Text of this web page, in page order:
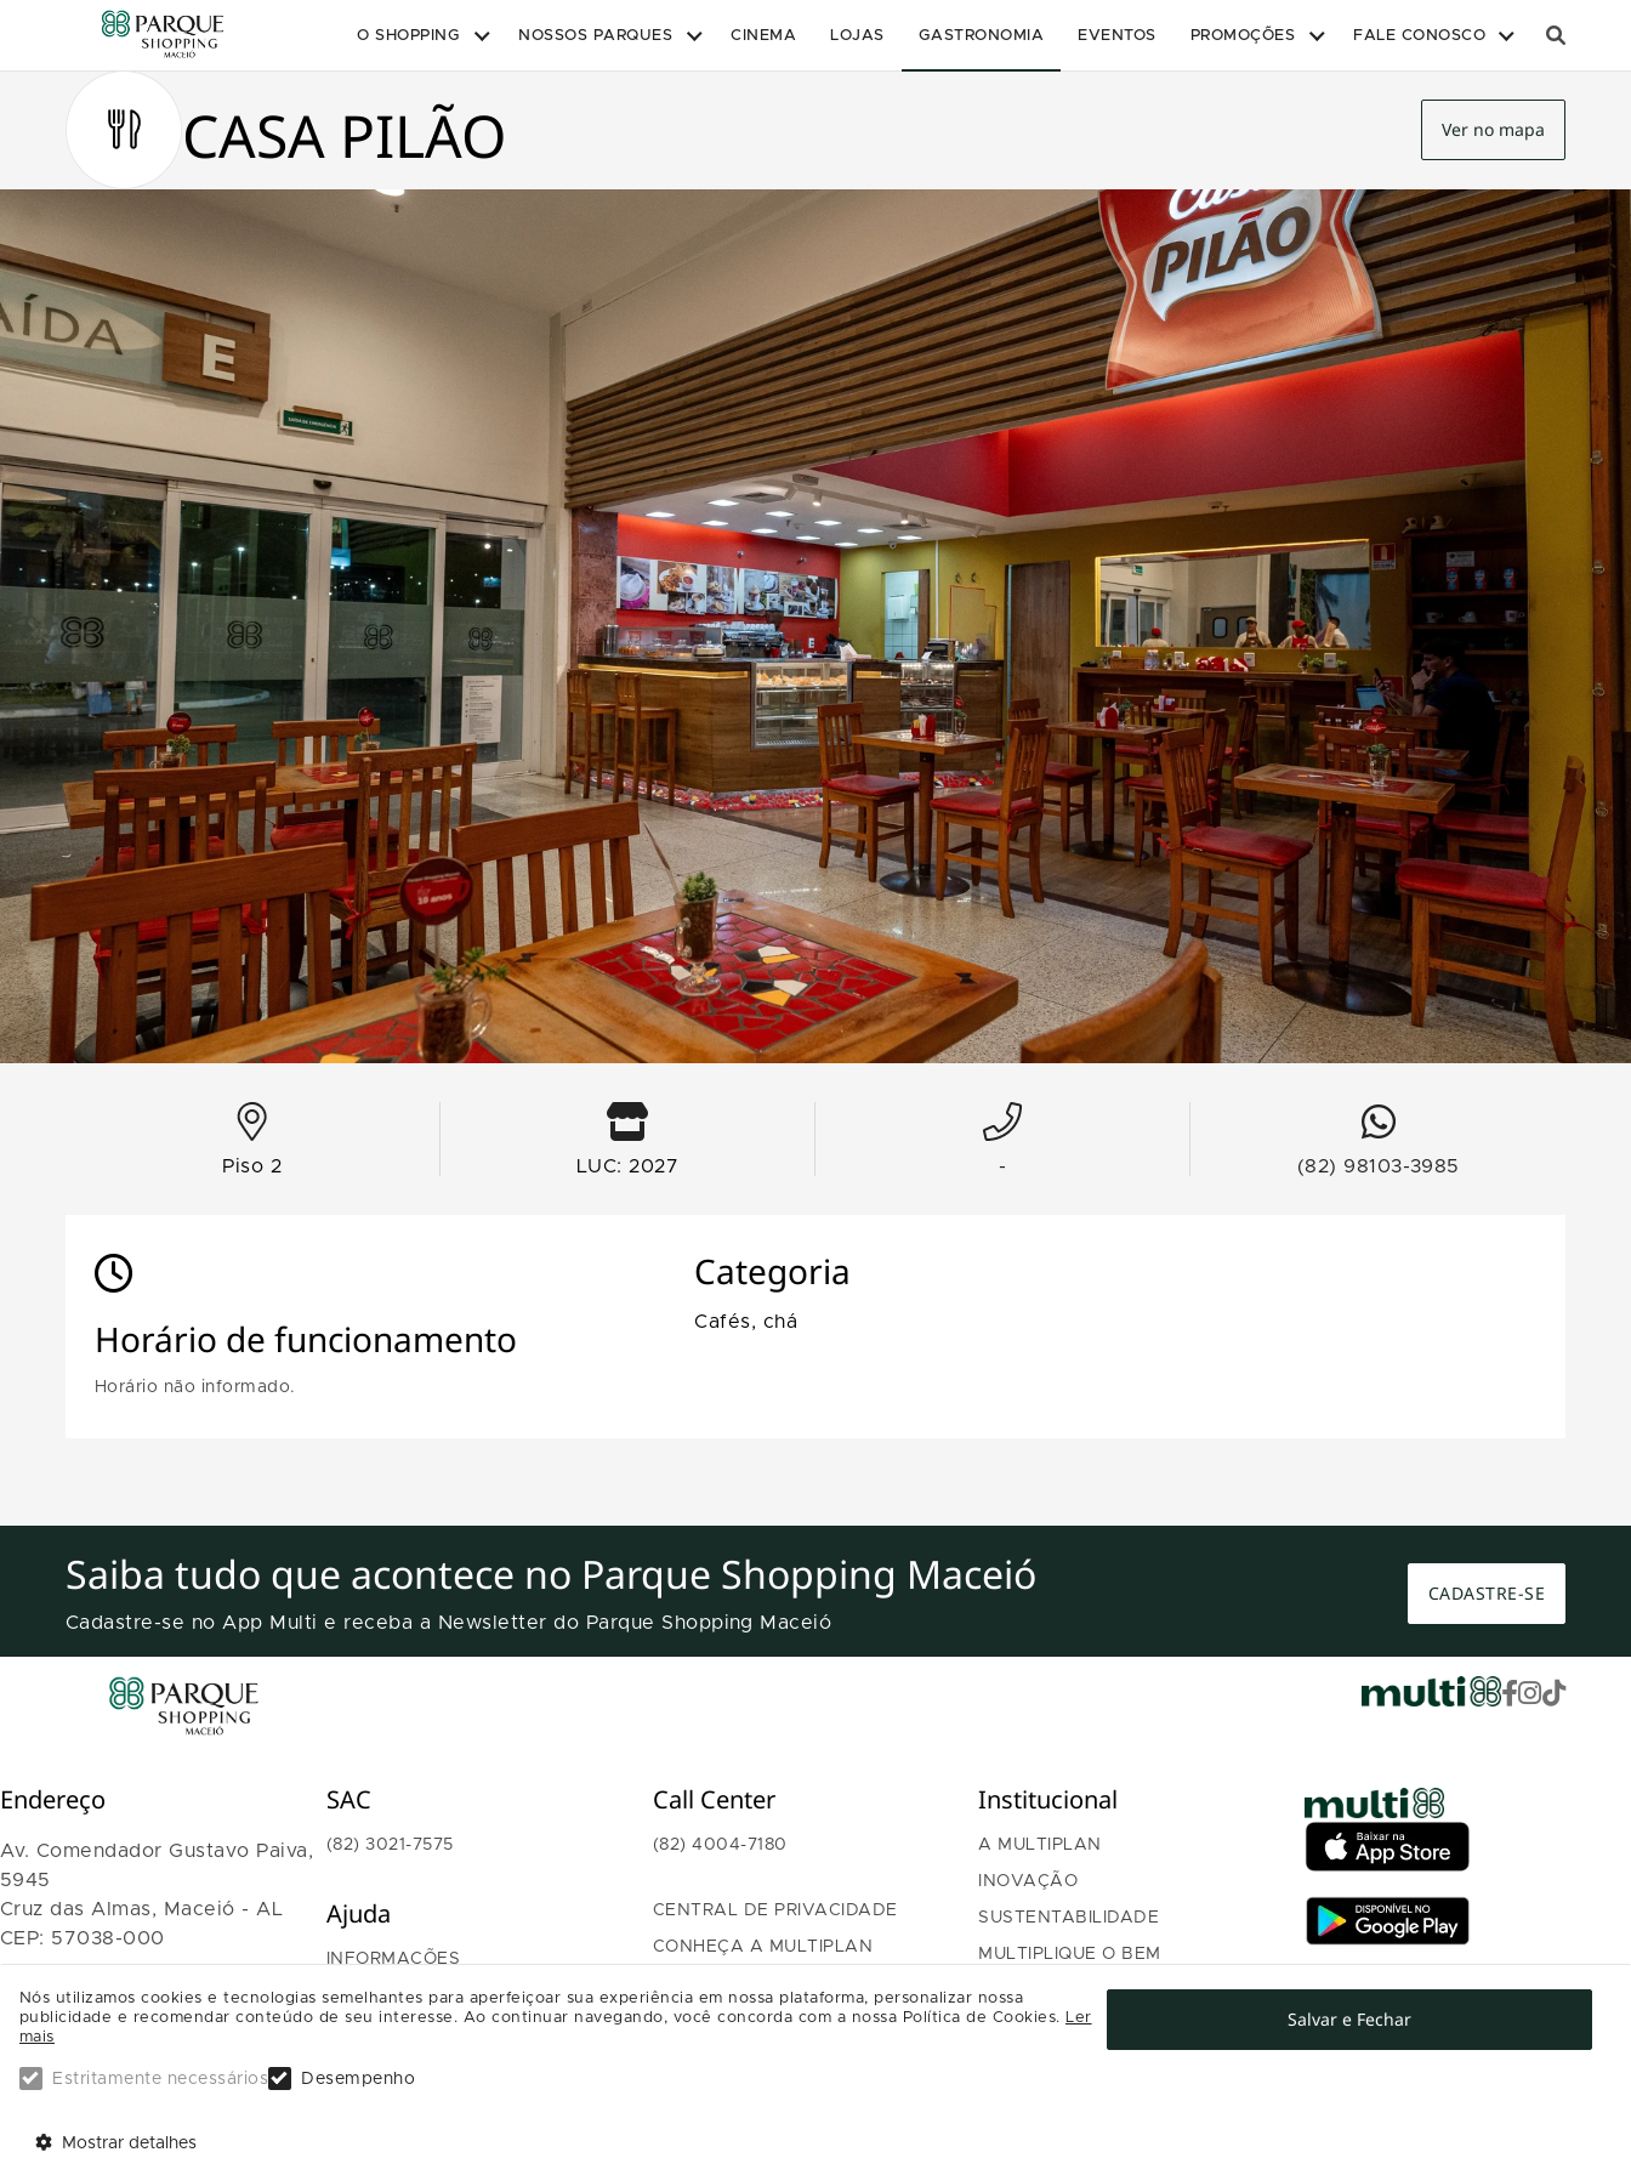
O SHOPPING NOSSOS PARQUES CINEMA LOJAS GASTRONOMIA EVENTOS PROMOÇÕES FALE CONOSCO
CASA PILÃO Ver no mapa
Piso 2 LUC: 2027 - (82) 98103-3985
Horário de funcionamento
Horário não informado.
Categoria
Cafés, chá
Saiba tudo que acontece no Parque Shopping Maceió
Cadastre-se no App Multi e receba a Newsletter do Parque Shopping Maceió
CADASTRE-SE
Nós utilizamos cookies e tecnologias semelhantes para aperfeiçoar sua experiência em nossa plataforma, personalizar nossa
publicidade e recomendar conteúdo de seu interesse. Ao continuar navegando, você concorda com a nossa Política de Cookies. Ler
mais
Estritamente necessários Desempenho
Mostrar detalhes
Salvar e Fechar
Endereço
Av. Comendador Gustavo Paiva,
5945
Cruz das Almas, Maceió - AL
CEP: 57038-000
SAIBA COMO CHEGAR
SAC
(82) 3021-7575
Ajuda
INFORMAÇÕES
TRABALHE CONOSCO
Call Center
(82) 4004-7180
CENTRAL DE PRIVACIDADE
CONHEÇA A MULTIPLAN
Institucional
A MULTIPLAN
INOVAÇÃO
SUSTENTABILIDADE
MULTIPLIQUE O BEM
GOVERNANÇA
RELAÇÃO COM INVESTIDORES